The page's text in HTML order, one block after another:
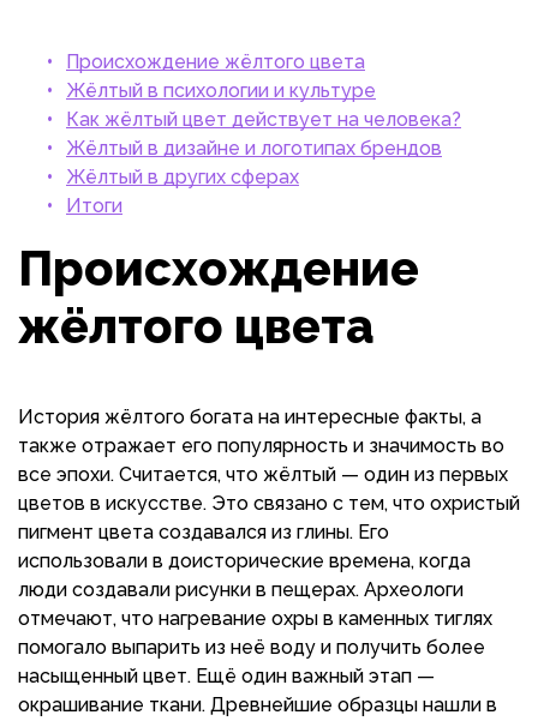
Происхождение жёлтого цвета
Жёлтый в психологии и культуре
Как жёлтый цвет действует на человека?
Жёлтый в дизайне и логотипах брендов
Жёлтый в других сферах
Итоги
Происхождение
жёлтого цвета
История жёлтого богата на интересные факты, а
также отражает его популярность и значимость во
все эпохи. Считается, что жёлтый — один из первых
цветов в искусстве. Это связано с тем, что охристый
пигмент цвета создавался из глины. Его
использовали в доисторические времена, когда
люди создавали рисунки в пещерах. Археологи
отмечают, что нагревание охры в каменных тиглях
помогало выпарить из неё воду и получить более
насыщенный цвет. Ещё один важный этап —
окрашивание ткани. Древнейшие образцы нашли в